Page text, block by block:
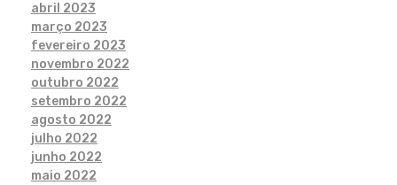
abril 2023
março 2023
fevereiro 2023
novembro 2022
outubro 2022
setembro 2022
agosto 2022
julho 2022
junho 2022
maio 2022